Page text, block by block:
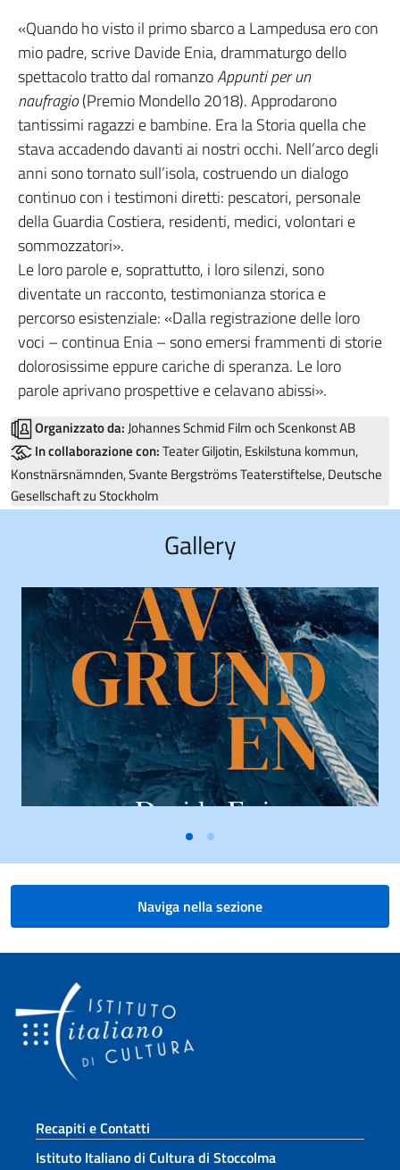
«Quando ho visto il primo sbarco a Lampedusa ero con
mio padre, scrive Davide Enia, drammaturgo dello
spettacolo tratto dal romanzoAppunti per un
naufragio(Premio Mondello 2018). Approdarono
tantissimi ragazzi e bambine. Era la Storia quella che
stava accadendo davanti ai nostri occhi. Nell’arco degli
anni sono tornato sull’isola, costruendo un dialogo
continuo con i testimoni diretti: pescatori, personale
della Guardia Costiera, residenti, medici, volontari e
sommozzatori».
Le loro parole e, soprattutto, i loro silenzi, sono
diventate un racconto, testimonianza storica e
percorso esistenziale: «Dalla registrazione delle loro
voci – continua Enia – sono emersi frammenti di storie
dolorosissime eppure cariche di speranza. Le loro
parole aprivano prospettive e celavano abissi».
Organizzato da:Johannes Schmid Film och Scenkonst AB
In collaborazione con:Teater Giljotin, Eskilstuna kommun,
Konstnärsnämnden, Svante Bergströms Teaterstiftelse, Deutsche
Gesellschaft zu Stockholm
Gallery
Naviga nella sezione
Sezione footer
Recapiti e Contatti
Istituto Italiano di Cultura di Stoccolma